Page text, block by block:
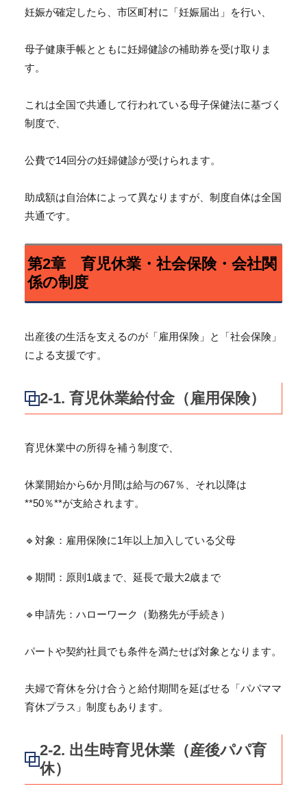
妊娠が確定したら、市区町村に「妊娠届出」を行い、
母子健康手帳とともに妊婦健診の補助券を受け取りま
す。
これは全国で共通して行われている母子保健法に基づく
制度で、
公費で14回分の妊婦健診が受けられます。
助成額は自治体によって異なりますが、制度自体は全国
共通です。
第2章 育児休業・社会保険・会社関
係の制度
出産後の生活を支えるのが「雇用保険」と「社会保険」
による支援です。
2-1. 育児休業給付金（雇用保険）
育児休業中の所得を補う制度で、
休業開始から6か月間は給与の67％、それ以降は
**50％**が支給されます。
🔹対象：雇用保険に1年以上加入している父母
🔹期間：原則1歳まで、延長で最大2歳まで
🔹申請先：ハローワーク（勤務先が手続き）
パートや契約社員でも条件を満たせば対象となります。
夫婦で育休を分け合うと給付期間を延ばせる「パパママ
育休プラス」制度もあります。
2-2. 出生時育児休業（産後パパ育
休）